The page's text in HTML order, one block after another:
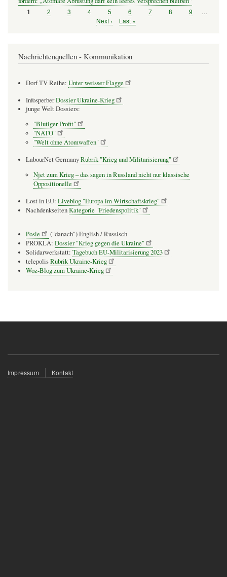
Seitennummerierung
Seite
1 Seite
2 Seite
3 Seite
4 Seite
5 Seite
6 Seite
7 Seite
8 Seite
9
…
Nächste
Next ›
Letzte
Last »
Nachrichtenquellen - Kommunikation
Dorf TV Reihe: Unter weisser Flagge
InfosperberDossier Ukraine-Krieg
junge Welt Dossiers:
"Blutiger Profit"
"NATO"
"Welt ohne Atomwaffen"
LabourNet GermanyRubrik "Krieg und Militarisierung"
Njet zum Krieg – das sagen in Russland nicht nur klassische
Oppositionelle
Lost in EU: Liveblog "Europa im Wirtschaftskrieg"
NachdenkseitenKategorie "Friedenspolitik"
Posle
("danach") English / Russisch
PROKLA: Dossier "Krieg gegen die Ukraine"
Solidarwerkstatt: Tagebuch EU-Militarisierung 2023
telepolisRubrik Ukraine-Krieg
Woz-Blog zum Ukraine-Krieg
Fußzeilenmenü
Impressum Kontakt